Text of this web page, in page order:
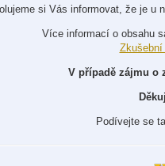
si Vás informovat, že je u
Více informací o obsahu
Zkušební
V případě zájmu o
Podívejte se